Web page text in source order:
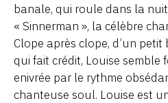
banale, qui roule dans la
« Sinnerman », la célèbre
Clope après clope, d’un
qui fait crédit, Louise semble
enivrée par le rythme
chanteuse soul. Louise est